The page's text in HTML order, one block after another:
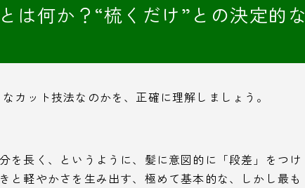
は何か？“梳くだけ”との決定的な
カット技法なのかを、正確に理解しましょう。
を長く、というように、髪に意図的に「段差」をつけ
と軽やかさを生み出す、極めて基本的な、しかし最も